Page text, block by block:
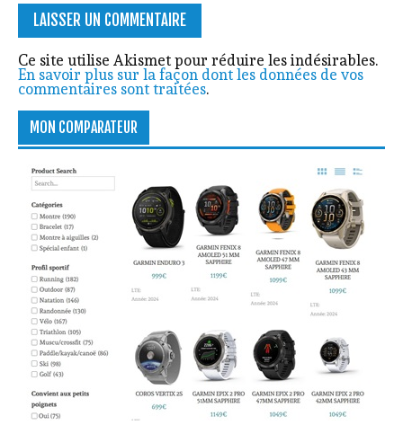
Ce site utilise Akismet pour réduire les indésirables.
En savoir plus sur la façon dont les données de vos
commentaires sont traitées.
MON COMPARATEUR